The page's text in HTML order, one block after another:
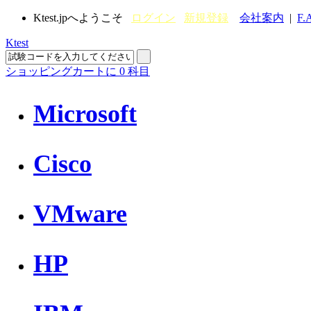
Ktest.jpへようこそ ログイン 新規登録 会社案内 |
Ktest
ショッピングカートに 0 科目
Microsoft
Cisco
VMware
HP